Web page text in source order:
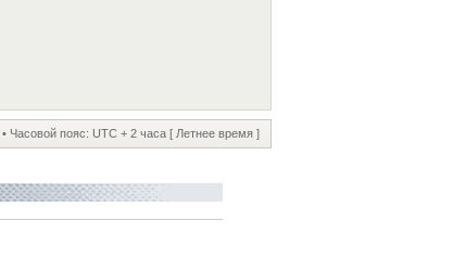
• Часовой пояс: UTC + 2 часа [ Летнее время ]